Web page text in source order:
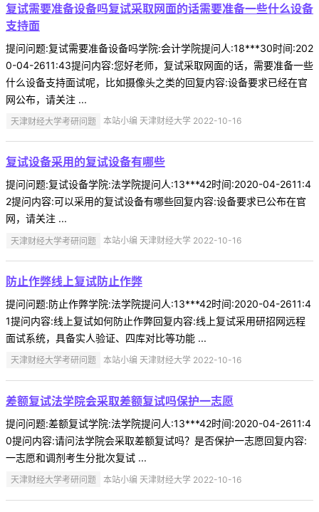
复试需要准备设备吗复试采取网面的话需要准备一些什么设备
支持面
提问问题:复试需要准备设备吗学院:会计学院提问人:18***30时间:202
0-04-2611:43提问内容:您好老师，复试采取网面的话，需要准备一些
什么设备支持面试呢，比如摄像头之类的回复内容:设备要求已经在官
网公布，请关注 ...
天津财经大学考研问题 本站小编 天津财经大学 2022-10-16
复试设备采用的复试设备有哪些
提问问题:复试设备学院:法学院提问人:13***42时间:2020-04-2611:4
2提问内容:可以采用的复试设备有哪些回复内容:设备要求已公布在官
网，请关注 ...
天津财经大学考研问题 本站小编 天津财经大学 2022-10-16
防止作弊线上复试防止作弊
提问问题:防止作弊学院:法学院提问人:13***42时间:2020-04-2611:4
1提问内容:线上复试如何防止作弊回复内容:线上复试采用研招网远程
面试系统，具备实人验证、四库对比等功能 ...
天津财经大学考研问题 本站小编 天津财经大学 2022-10-16
差额复试法学院会采取差额复试吗保护一志愿
提问问题:差额复试学院:法学院提问人:13***42时间:2020-04-2611:4
0提问内容:请问法学院会采取差额复试吗？是否保护一志愿回复内容:
一志愿和调剂考生分批次复试 ...
天津财经大学考研问题 本站小编 天津财经大学 2022-10-16